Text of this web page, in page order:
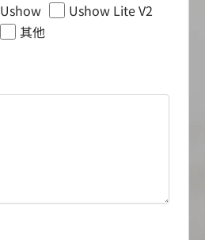
Ushow
Ushow Lite V2
其他